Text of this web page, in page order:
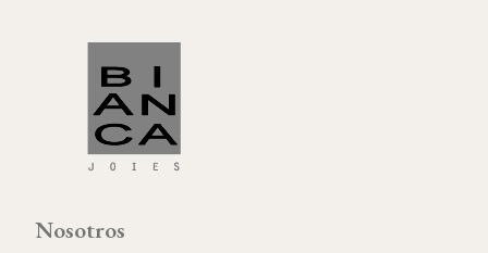
Nosotros